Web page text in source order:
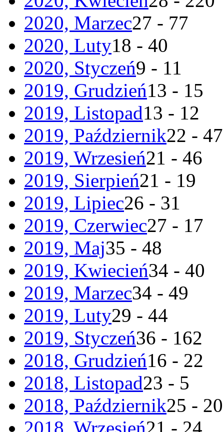
2020, Marzec27 - 77
2020, Luty18 - 40
2020, Styczeń9 - 11
2019, Grudzień13 - 15
2019, Listopad13 - 12
2019, Październik22 - 47
2019, Wrzesień21 - 46
2019, Sierpień21 - 19
2019, Lipiec26 - 31
2019, Czerwiec27 - 17
2019, Maj35 - 48
2019, Kwiecień34 - 40
2019, Marzec34 - 49
2019, Luty29 - 44
2019, Styczeń36 - 162
2018, Grudzień16 - 22
2018, Listopad23 - 5
2018, Październik25 - 20
2018, Wrzesień21 - 24